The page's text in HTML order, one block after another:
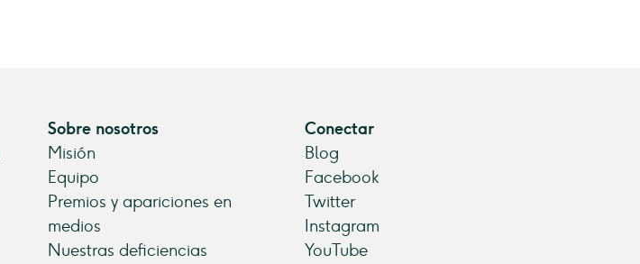
Sobre nosotros
Misión
Equipo
Premios y apariciones en
medios
Nuestras deficiencias
Conectar
Blog
Facebook
Twitter
Instagram
YouTube